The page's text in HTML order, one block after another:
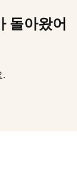
돌아왔어
.